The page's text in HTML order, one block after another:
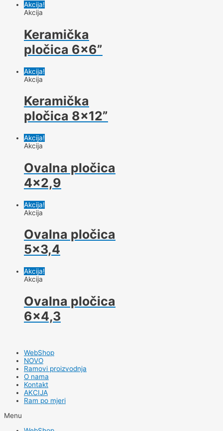
Akcija!
Akcija
Keramička
pločica 6×6”
Akcija!
Akcija
Keramička
pločica 8×12”
Akcija!
Akcija
Ovalna pločica
4×2,9
Akcija!
Akcija
Ovalna pločica
5×3,4
Akcija!
Akcija
Ovalna pločica
6×4,3
WebShop
NOVO
Ramovi proizvodnja
O nama
Kontakt
AKCIJA
Ram po mjeri
Menu